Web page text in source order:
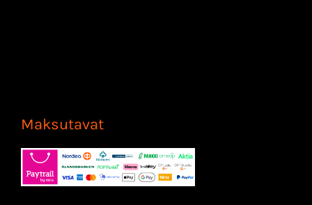
Maksutavat